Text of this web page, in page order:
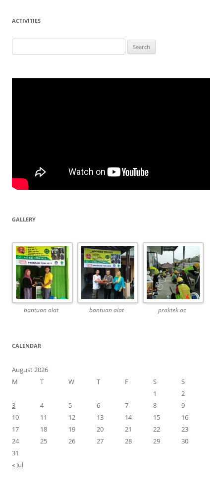
ACTIVITIES
for:
GALLERY
bantuan alat bantuan alat praktek ac
CALENDAR
August 2026
M
T W T F S
S
1
2
3
4 5 6 7 8
9
10
11 12 13 14 15
16
17
18 19 20 21 22
23
24
25 26 27 28 29
30
31
« Jul